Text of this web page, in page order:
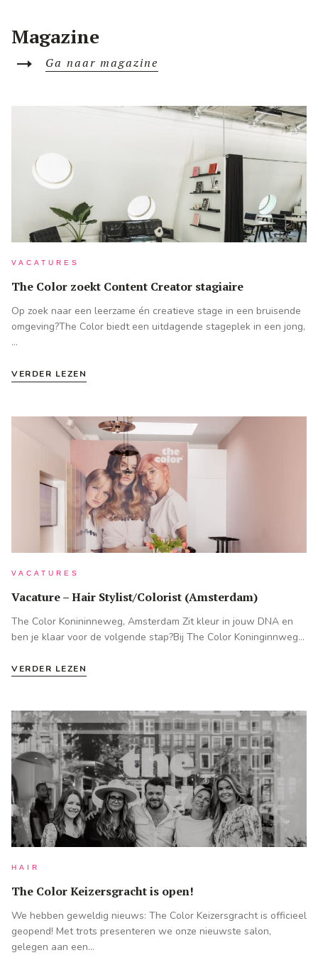
inspiratie!
Magazine
Ga naar magazine
VACATURES
The Color zoekt Content Creator stagiaire
Op zoek naar een leerzame én creatieve stage in een bruisende
omgeving?The Color biedt een uitdagende stageplek in een jong,
…
VERDER LEZEN
VACATURES
Vacature – Hair Stylist/Colorist (Amsterdam)
The Color Konininneweg, Amsterdam Zit kleur in jouw DNA en
ben je klaar voor de volgende stap?Bij The Color Koninginnweg…
VERDER LEZEN
HAIR
The Color Keizersgracht is open!
We hebben geweldig nieuws: The Color Keizersgracht is officieel
geopend! Met trots presenteren we onze nieuwste salon,
gelegen aan een…